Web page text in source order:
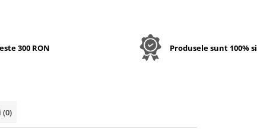
300 RON Produsele sunt 100%
(0)